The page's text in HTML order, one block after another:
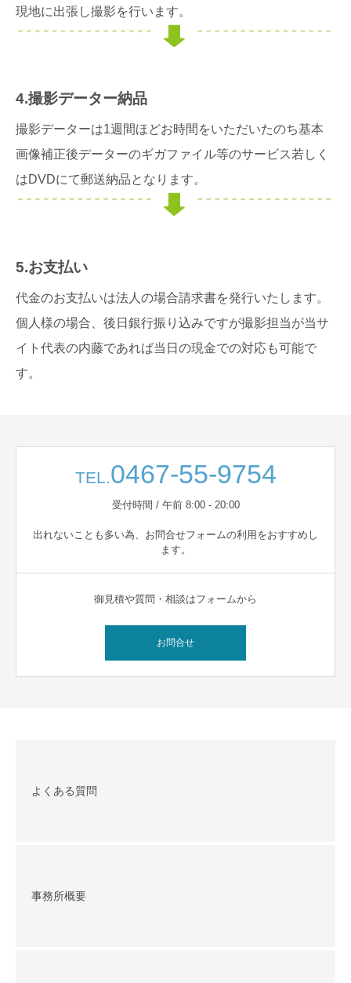
現地に出張し撮影を行います。
4.撮影データー納品
撮影データーは1週間ほどお時間をいただいたのち基本
画像補正後データーのギガファイル等のサービス若しく
はDVDにて郵送納品となります。
5.お支払い
代金のお支払いは法人の場合請求書を発行いたします。
個人様の場合、後日銀行振り込みですが撮影担当が当サ
イト代表の内藤であれば当日の現金での対応も可能で
す。
TEL. 0467-55-9754
受付時間 / 午前 8:00 - 20:00
出れないことも多い為、お問合せフォームの利用をおすすめし
ます。
御見積や質問・相談はフォームから
お問合せ
よくある質問
事務所概要